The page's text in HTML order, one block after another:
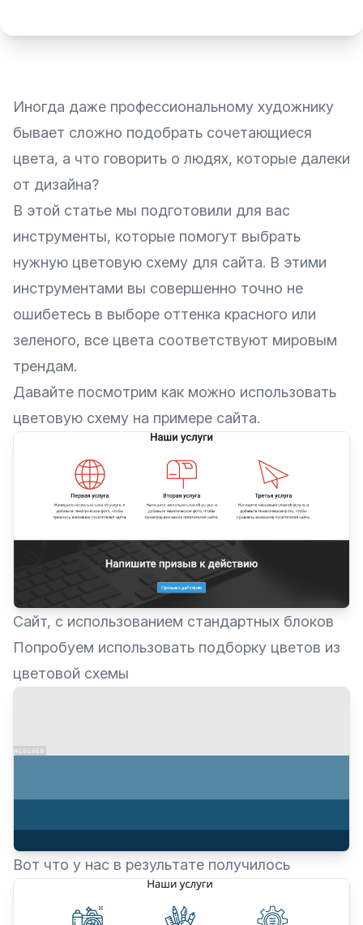
Иногда даже профессиональному художнику
бывает сложно подобрать сочетающиеся
цвета, а что говорить о людях, которые далеки
от дизайна?
В этой статье мы подготовили для вас
инструменты, которые помогут выбрать
нужную цветовую схему для сайта. В этими
инструментами вы совершенно точно не
ошибетесь в выборе оттенка красного или
зеленого, все цвета соответствуют мировым
трендам.
Давайте посмотрим как можно использовать
цветовую схему на примере сайта.
Сайт, с использованием стандартных блоков
Попробуем использовать подборку цветов из
цветовой схемы
Вот что у нас в результате получилось